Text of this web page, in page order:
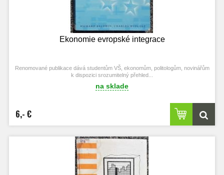
Ekonomie evropské integrace
Renomované publikace dává studentům VŠ, ekonomům, politologům, novinářům
k dispozici srozumitelný přehled...
na sklade
6,- €